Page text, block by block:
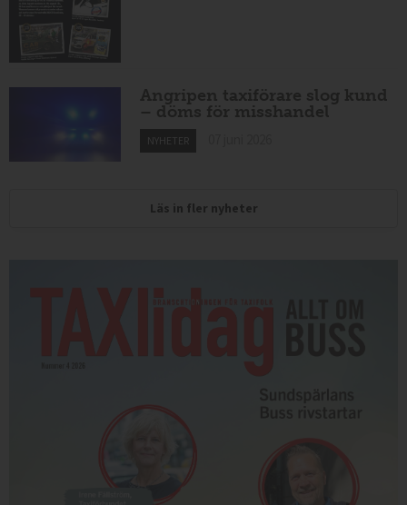
Angripen taxiförare slog kund
– döms för misshandel
NYHETER
Läs in fler nyheter